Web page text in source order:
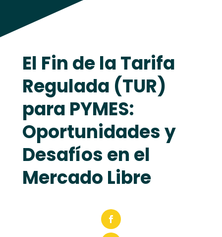
El Fin de la Tarifa
Regulada (TUR)
para PYMES:
Oportunidades y
Desafíos en el
Mercado Libre